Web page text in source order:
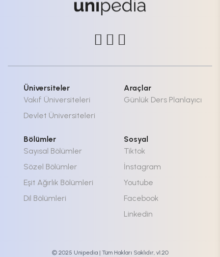
Üniversiteler
Vakıf Üniversiteleri
Devlet Üniversiteleri
Araçlar
Günlük Ders Planlayıcı
Bölümler
Sayısal Bölümler
Sözel Bölümler
Eşit Ağırlık Bölümleri
Dil Bölümleri
Sosyal
Tiktok
İnstagram
Youtube
Facebook
Linkedin
© 2025 Unipedia | Tüm Hakları Saklıdır, v1.20